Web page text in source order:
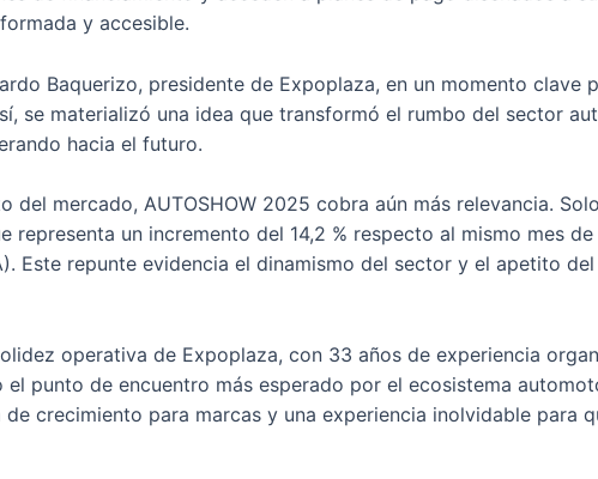
y accesible.
Baquerizo, presidente de Expoplaza, en un momento clave
se materializó una idea que transformó el rumbo del sector
hacia el futuro.
mercado, AUTOSHOW 2025 cobra aún más relevancia.
representa un incremento del 14,2 % respecto al mismo mes
Este repunte evidencia el dinamismo del sector y el apetito
operativa de Expoplaza, con 33 años de experiencia
punto de encuentro más esperado por el ecosistema
crecimiento para marcas y una experiencia inolvidable para